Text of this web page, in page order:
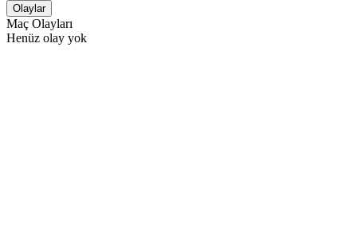
Olaylar
Maç Olayları
Henüz olay yok